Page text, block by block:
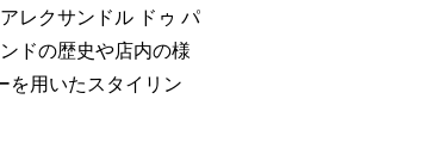
レクサンドル ドゥ パ
ドの歴史や店内の様
を用いたスタイリン